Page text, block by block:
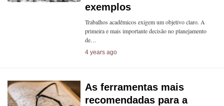
exemplos
Trabalhos acadêmicos exigem um objetivo claro. A
primeira e mais importante decisão no planejamento
de…
4 years ago
As ferramentas mais
recomendadas para a